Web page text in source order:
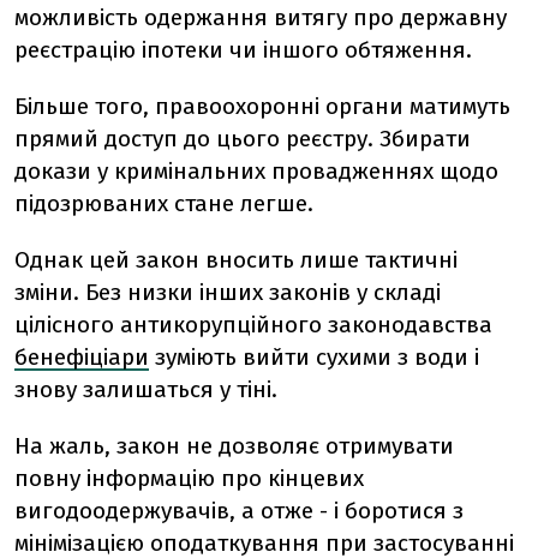
можливість одержання витягу про державну
реєстрацію іпотеки чи іншого обтяження.
Більше того, правоохоронні органи матимуть
прямий доступ до цього реєстру. Збирати
докази у кримінальних провадженнях щодо
підозрюваних стане легше.
Однак цей закон вносить лише тактичні
зміни. Без низки інших законів у складі
цілісного антикорупційного законодавства
бенефіціари зуміють вийти сухими з води і
знову залишаться у тіні.
На жаль, закон не дозволяє отримувати
повну інформацію про кінцевих
вигодоодержувачів, а отже - і боротися з
мінімізацією оподаткування при застосуванні